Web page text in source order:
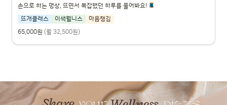
손으로 하는 명상, 뜨면서 복잡했던 하루를 풀어봐요!
뜨개클래스
이색웰니스
마음챙김
65,000원 (월 32,500원)